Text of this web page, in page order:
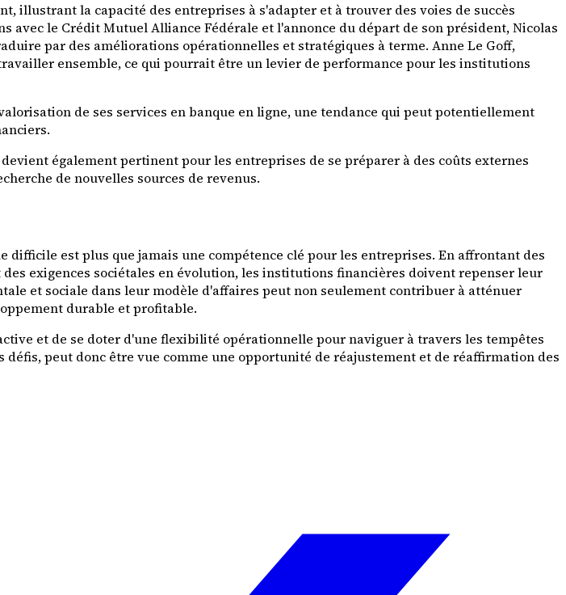
illustrant la capacité des entreprises à s'adapter et à trouver des voies de succès
le Crédit Mutuel Alliance Fédérale et l'annonce du départ de son président, Nicolas
par des améliorations opérationnelles et stratégiques à terme. Anne Le Goff,
ensemble, ce qui pourrait être un levier de performance pour les institutions
de ses services en banque en ligne, une tendance qui peut potentiellement
également pertinent pour les entreprises de se préparer à des coûts externes
de nouvelles sources de revenus.
est plus que jamais une compétence clé pour les entreprises. En affrontant des
exigences sociétales en évolution, les institutions financières doivent repenser leur
et sociale dans leur modèle d'affaires peut non seulement contribuer à atténuer
durable et profitable.
et de se doter d'une flexibilité opérationnelle pour naviguer à travers les tempêtes
peut donc être vue comme une opportunité de réajustement et de réaffirmation des